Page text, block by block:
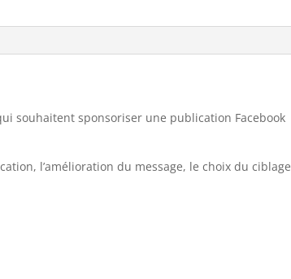
souhaitent sponsoriser une publication Facebook
l’amélioration du message, le choix du ciblage